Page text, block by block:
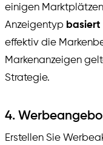
einigen
Anzeigentyp basiert
effektiv die
Markenanzeigen
Strategie.
4.
Erstellen Sie